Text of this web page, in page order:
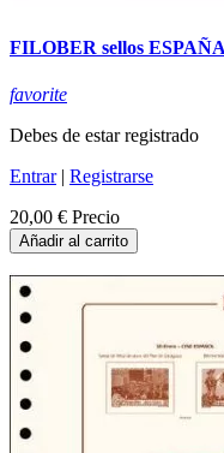
FILOBER sellos
favorite
Debes de estar registrado
Entrar| Registrarse
20,00 € Precio
Añadir al carrito